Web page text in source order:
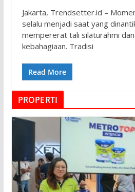
Jakarta, Trendsetter.id –
selalu menjadi saat yang
mempererat tali silaturahmi
kebahagiaan. Tradisi
Read More
PROPERTI